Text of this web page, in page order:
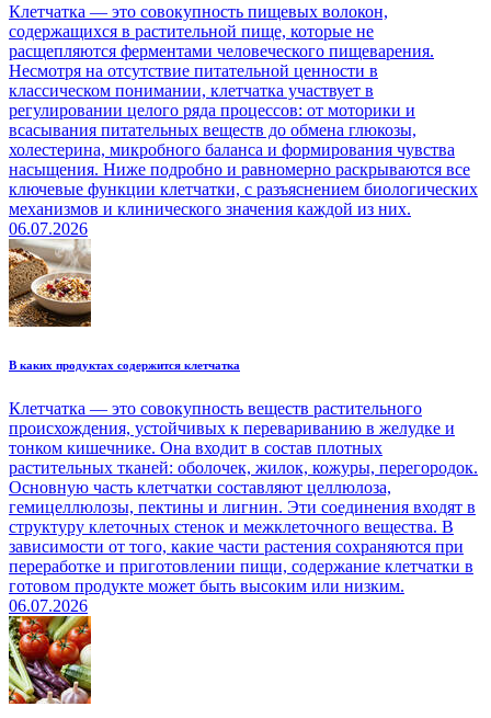
Клетчатка — это совокупность пищевых волокон,
содержащихся в растительной пище, которые не
расщепляются ферментами человеческого пищеварения.
Несмотря на отсутствие питательной ценности в
классическом понимании, клетчатка участвует в
регулировании целого ряда процессов: от моторики и
всасывания питательных веществ до обмена глюкозы,
холестерина, микробного баланса и формирования чувства
насыщения. Ниже подробно и равномерно раскрываются все
ключевые функции клетчатки, с разъяснением биологических
механизмов и клинического значения каждой из них.
06.07.2026
В каких продуктах содержится клетчатка
Клетчатка — это совокупность веществ растительного
происхождения, устойчивых к перевариванию в желудке и
тонком кишечнике. Она входит в состав плотных
растительных тканей: оболочек, жилок, кожуры, перегородок.
Основную часть клетчатки составляют целлюлоза,
гемицеллюлозы, пектины и лигнин. Эти соединения входят в
структуру клеточных стенок и межклеточного вещества. В
зависимости от того, какие части растения сохраняются при
переработке и приготовлении пищи, содержание клетчатки в
готовом продукте может быть высоким или низким.
06.07.2026